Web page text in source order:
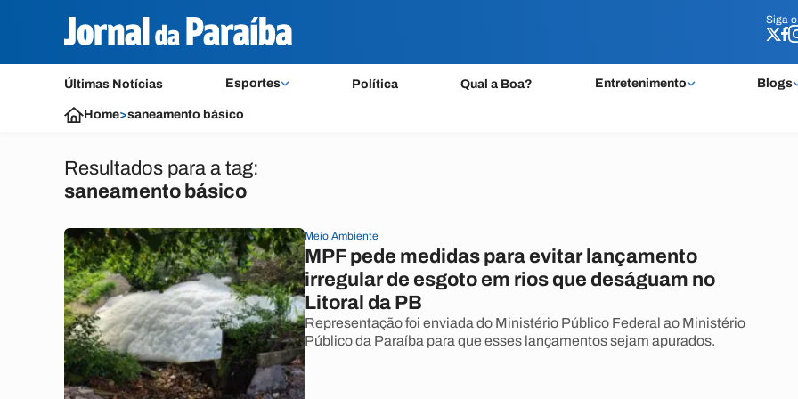
Siga o
Últimas Notícias Esportes Política Qual a Boa? Entretenimento Blogs
Siga o
Home>saneamento básico
Resultados para a tag:
saneamento básico
Meio Ambiente
MPF pede medidas para evitar lançamento
irregular de esgoto em rios que deságuam no
Litoral da PB
Representação foi enviada do Ministério Público Federal ao Ministério
Público da Paraíba para que esses lançamentos sejam apurados.